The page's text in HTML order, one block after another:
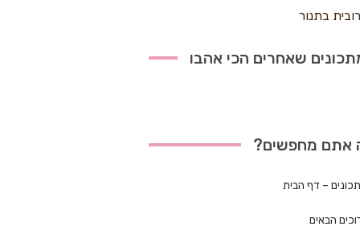
בתנור
שאחרים הכי אהבו
אתם מחפשים?
– דף הבית
הבאים